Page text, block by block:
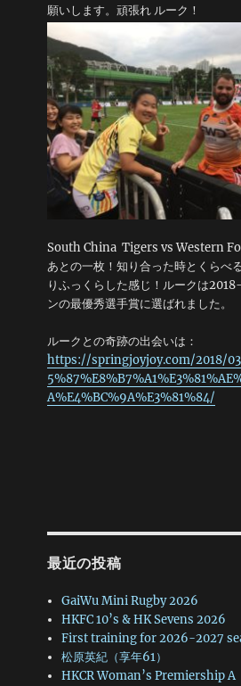
願いします。頑張れ ルーク！
South China Tigers vs Western
あとの一枚！知り合った時とくらべ
りふっくらした感じ！ルークは
ンの最優秀選手賞に選ばれました。
ルークとの奇跡の出会いは：
https://springjoyjoy.com/2018/
A%E4%BC%9A%E3%81%84/
最近の投稿
GaiWu Mini Rugby 2026
HKFC 10’s & HK Sevens 2026
First training for 2026-2027
松原英紀（享年61）
HKCR Woman’s Premiership A